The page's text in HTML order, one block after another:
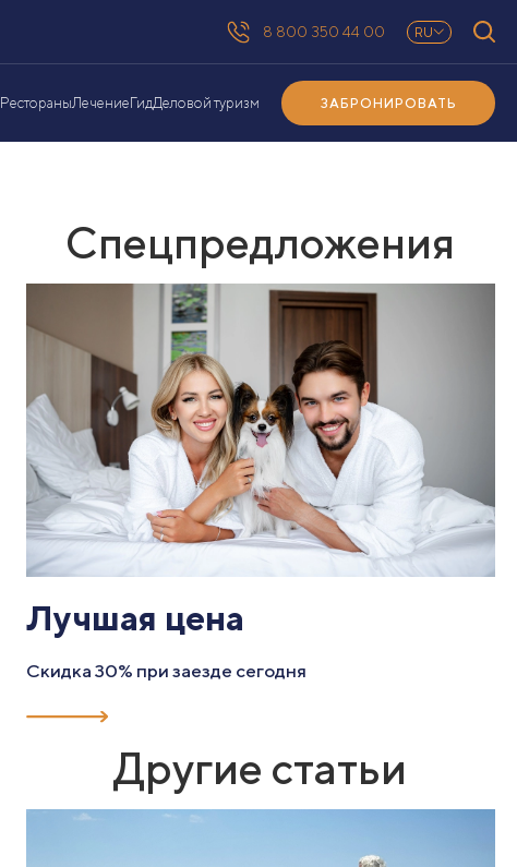
8 800 350 44 00 RU
РестораныЛечениеГидДеловой туризм ЗАБРОНИРОВАТЬ
Спецпредложения
Лучшая цена
Скидка 30% при заезде сегодня
Другие статьи